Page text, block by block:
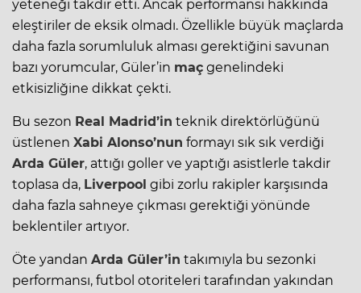
yeteneği takdir etti. Ancak performansı hakkında
eleştiriler de eksik olmadı. Özellikle büyük maçlarda
daha fazla sorumluluk alması gerektiğini savunan
bazı yorumcular, Güler’in maç genelindeki
etkisizliğine dikkat çekti.
Bu sezon Real Madrid’in teknik direktörlüğünü
üstlenen Xabi Alonso’nun formayı sık sık verdiği
Arda Güler, attığı goller ve yaptığı asistlerle takdir
toplasa da, Liverpool gibi zorlu rakipler karşısında
daha fazla sahneye çıkması gerektiği yönünde
beklentiler artıyor.
Öte yandan Arda Güler’in takımıyla bu sezonki
performansı, futbol otoriteleri tarafından yakından